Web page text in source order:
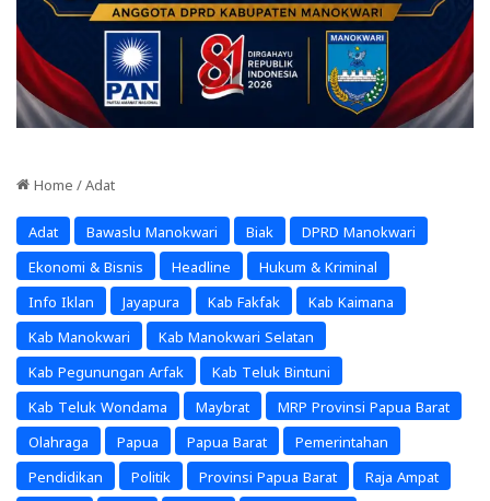
Home / Adat
Adat Bawaslu Manokwari Biak DPRD Manokwari
Ekonomi & Bisnis Headline Hukum & Kriminal
Info Iklan Jayapura Kab Fakfak Kab Kaimana
Kab Manokwari Kab Manokwari Selatan
Kab Pegunungan Arfak Kab Teluk Bintuni
Kab Teluk Wondama Maybrat MRP Provinsi Papua Barat
Olahraga Papua Papua Barat Pemerintahan
Pendidikan Politik Provinsi Papua Barat Raja Ampat